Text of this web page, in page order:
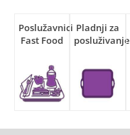
Poslužavnici
Fast Food
Pladnji za
posluživanje